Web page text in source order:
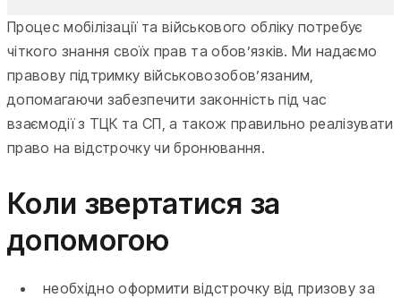
Процес мобілізації та військового обліку потребує
чіткого знання своїх прав та обов’язків. Ми надаємо
правову підтримку військовозобов’язаним,
допомагаючи забезпечити законність під час
взаємодії з ТЦК та СП, а також правильно реалізувати
право на відстрочку чи бронювання.
Коли звертатися за
допомогою
необхідно оформити відстрочку від призову за